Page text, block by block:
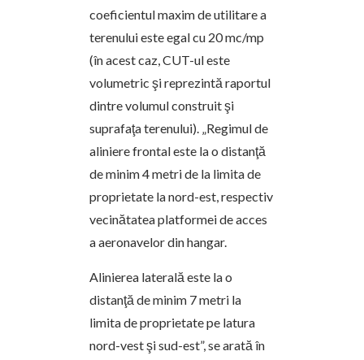
coeficientul maxim de utilitare a
terenului este egal cu 20 mc/mp
(în acest caz, CUT-ul este
volumetric şi reprezintă raportul
dintre volumul construit şi
suprafaţa terenului). „Regimul de
aliniere frontal este la o distanţă
de minim 4 metri de la limita de
proprietate la nord-est, respectiv
vecinătatea platformei de acces
a aeronavelor din hangar.
Alinierea laterală este la o
distanţă de minim 7 metri la
limita de proprietate pe latura
nord-vest şi sud-est”, se arată în